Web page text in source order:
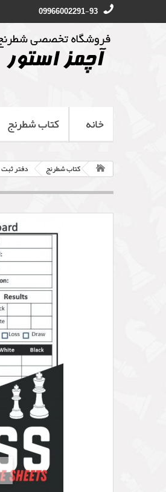
09966002291-93
خانه کتاب شطرنج
کتاب شطرنج دفتر ثبت